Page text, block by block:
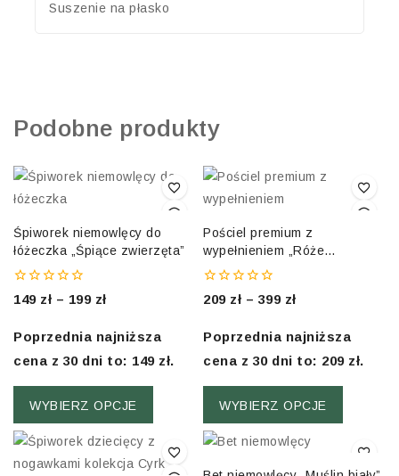
Suszenie na płasko
Podobne produkty
Śpiworek niemowlęcy do
łóżeczka „Śpiące zwierzęta”
0
5
149 zł – 199 zł
Poprzednia najniższa
cena z 30 dni to: 149 zł.
WYBIERZ OPCJE
Pościel premium z
wypełnieniem „Róże
herbaciane”
0
5
209 zł – 399 zł
Poprzednia najniższa
cena z 30 dni to: 209 zł.
WYBIERZ OPCJE